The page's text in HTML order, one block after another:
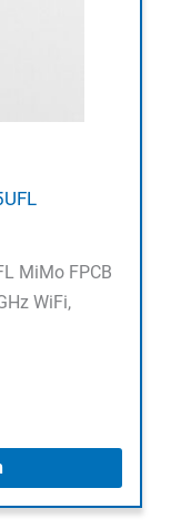
MiMo FPCB
WiFi,